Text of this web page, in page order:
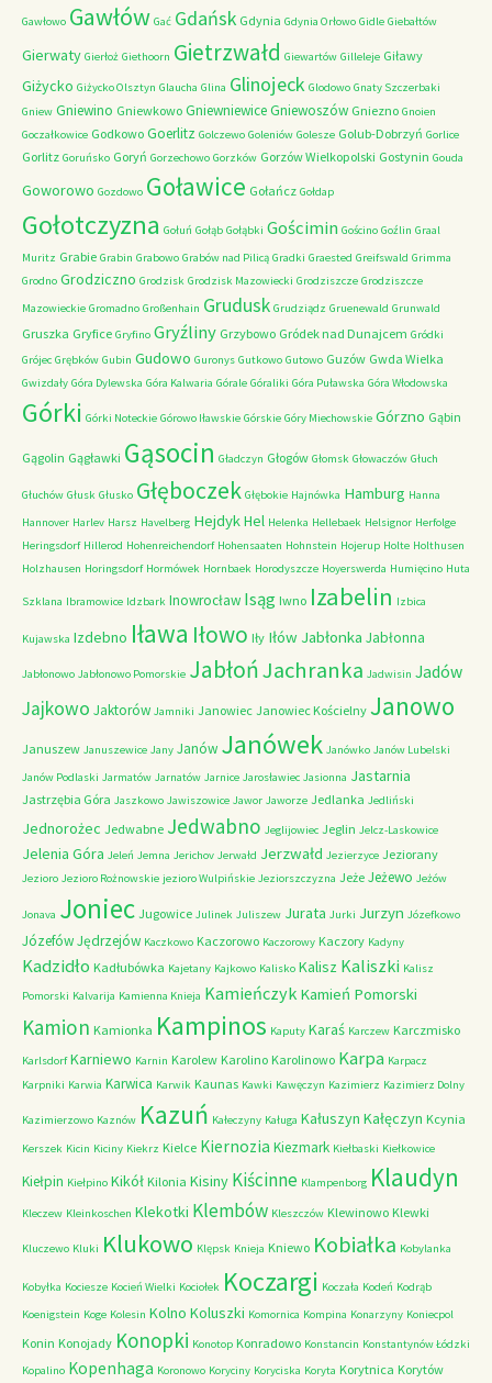
Gawłowo Gawłów Gać Gdańsk Gdynia Gdynia Orłowo Gidle Giebałtów
Gierwaty Gierłoż Giethoorn Gietrzwałd Giewartów Gilleleje Giławy
Giżycko Giżycko Olsztyn Glaucha Glina Glinojeck Glodowo Gnaty Szczerbaki
Gniew Gniewino Gniewkowo GniewniewiceGniewoszów Gniezno Gnoien
Goczałkowice Godkowo Goerlitz Golczewo Goleniów Golesze Golub-Dobrzyń Gorlice
Gorlitz Goruńsko Goryń Gorzechowo Gorzków Gorzów Wielkopolski Gostynin Gouda
Goworowo Gozdowo Goławice Gołańcz Gołdap
Gołotczyzna Gołuń Gołąb Gołąbki Gościmin Gościno Goźlin Graal
Muritz Grabie Grabin Grabowo Grabów nad Pilicą Gradki Graested Greifswald Grimma
Grodno Grodziczno Grodzisk Grodzisk Mazowiecki Grodziszcze Grodziszcze
Mazowieckie Gromadno Großenhain Grudusk Grudziądz Gruenewald Grunwald
Gruszka Gryfice Gryfino Gryźliny Grzybowo Gródek nad Dunajcem Gródki
Grójec Grębków Gubin Gudowo Guronys Gutkowo Gutowo Guzów Gwda Wielka
Gwizdały Góra Dylewska Góra Kalwaria Górale Góraliki Góra Puławska Góra Włodowska
Górki Górki Noteckie Górowo Iławskie Górskie Góry Miechowskie Górzno Gąbin
Gągolin Gągławki Gąsocin Gładczyn Głogów Głomsk Głowaczów Głuch
Głuchów Głusk Głusko Głęboczek Głębokie Hajnówka Hamburg Hanna
Hannover Harlev Harsz Havelberg HejdykHel Helenka Hellebaek Helsignor Herfolge
Heringsdorf Hillerod Hohenreichendorf Hohensaaten Hohnstein Hojerup Holte Holthusen
Holzhausen Horingsdorf Hormówek Hornbaek Horodyszcze Hoyerswerda Humięcino Huta
Szklana Ibramowice Idzbark Inowrocław Isąg Iwno Izabelin Izbica
Kujawska Izdebno Iława Iłowo Iły Iłów Jabłonka Jabłonna
Jabłonowo Jabłonowo Pomorskie JabłońJachranka Jadwisin Jadów
Jajkowo Jaktorów Jamniki Janowiec Janowiec Kościelny Janowo
Januszew Januszewice Jany Janów Janówek Janówko Janów Lubelski
Janów Podlaski Jarmatów Jarnatów Jarnice Jarosławiec Jasionna Jastarnia
Jastrzębia Góra Jaszkowo Jawiszowice Jawor Jaworze Jedlanka Jedliński
Jednorożec Jedwabne Jedwabno Jeglijowiec Jeglin Jelcz-Laskowice
Jelenia Góra Jeleń Jemna Jerichov Jerwałd Jerzwałd Jezierzyce Jeziorany
Jezioro Jezioro Rożnowskie jezioro Wulpińskie Jeziorszczyzna Jeże Jeżewo Jeżów
Jonava Joniec Jugowice Julinek Juliszew Jurata Jurki Jurzyn Józefkowo
JózefówJędrzejów Kaczkowo Kaczorowo Kaczorowy Kaczory Kadyny
Kadzidło Kadłubówka Kajetany Kajkowo Kalisko Kalisz Kaliszki Kalisz
Pomorski Kalvarija Kamienna Knieja Kamieńczyk Kamień Pomorski
Kamion Kamionka Kampinos Kaputy Karaś Karczew Karczmisko
Karlsdorf Karniewo Karnin Karolew Karolino Karolinowo Karpa Karpacz
Karpniki Karwia Karwica Karwik Kaunas Kawki Kawęczyn Kazimierz Kazimierz Dolny
Kazimierzowo Kaznów Kazuń Kałeczyny Kaługa Kałuszyn Kałęczyn Kcynia
Kerszek Kicin Kiciny Kiekrz Kielce Kiernozia Kiezmark Kiełbaski Kiełkowice
Kiełpin Kiełpino Kikół Kilonia Kisiny Kiścinne Klampenborg Klaudyn
Kleczew Kleinkoschen Klekotki Klembów Kleszczów Klewinowo Klewki
Kluczewo Kluki Klukowo Klępsk Knieja Kniewo Kobiałka Kobylanka
Kobyłka Kociesze Kocień Wielki Kociołek Koczargi Koczała Kodeń Kodrąb
Koenigstein Koge Kolesin Kolno Koluszki Komornica Kompina Konarzyny Koniecpol
Konin Konojady Konopki Konotop Konradowo Konstancin Konstantynów Łódzki
Kopalino Kopenhaga Koronowo Koryciny Koryciska Koryta Korytnica Korytów